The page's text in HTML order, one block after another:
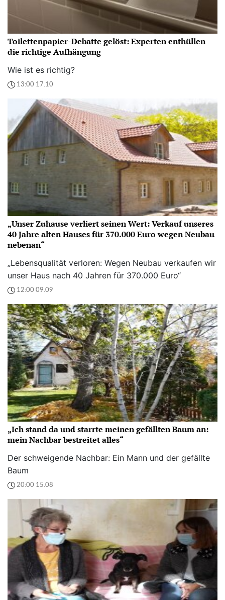
Toilettenpapier-Debatte gelöst: Experten enthüllen
die richtige Aufhängung
Wie ist es richtig?
13:00 17.10
„Unser Zuhause verliert seinen Wert: Verkauf unseres
40 Jahre alten Hauses für 370.000 Euro wegen Neubau
nebenan“
„Lebensqualität verloren: Wegen Neubau verkaufen wir
unser Haus nach 40 Jahren für 370.000 Euro“
12:00 09.09
„Ich stand da und starrte meinen gefällten Baum an:
mein Nachbar bestreitet alles“
Der schweigende Nachbar: Ein Mann und der gefällte
Baum
20:00 15.08